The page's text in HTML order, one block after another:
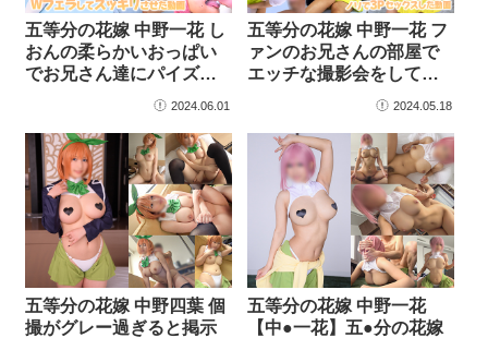
五等分の花嫁 中野一花 し
おんの柔らかいおっぱい
でお兄さん達にパイズ
2024.06.01
五等分の花嫁 中野一花 フ
ァンのお兄さんの部屋で
エッチな撮影会をして
2024.05.18
五等分の花嫁 中野四葉 個
撮がグレー過ぎると掲示
五等分の花嫁 中野一花
【中●一花】五●分の花嫁